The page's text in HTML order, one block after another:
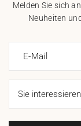
Melden Sie sich
Neuheiten
E-Mail